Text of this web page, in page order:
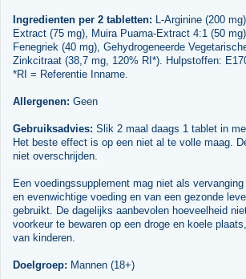
Ingredienten per 2 tabletten: L-Arginine (200
Extract (75 mg), Muira Puama-Extract 4:1 (50
Fenegriek (40 mg), Gehydrogeneerde
Zinkcitraat (38,7 mg, 120% RI*). Hulpstoffen:
*RI = Referentie Inname.
Allergenen: Geen
Gebruiksadvies: Slik 2 maal daags 1 tablet in
Het beste effect is op een niet al te volle maag.
niet overschrijden.
Een voedingssupplement mag niet als
en evenwichtige voeding en van een gezonde
gebruikt. De dagelijks aanbevolen hoeveelheid
voorkeur te bewaren op een droge en koele
van kinderen.
Doelgroep: Mannen (18+)